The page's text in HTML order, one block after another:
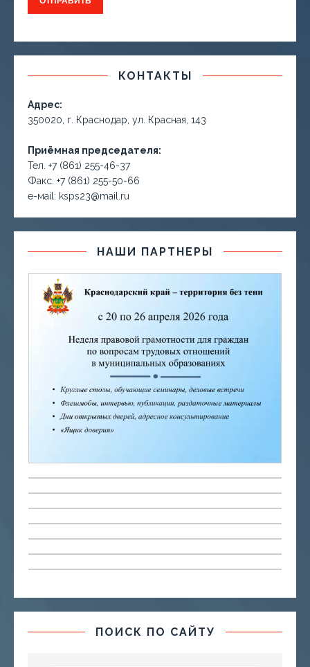
КОНТАКТЫ
Адрес:
350020, г. Краснодар, ул. Красная, 143
Приёмная председателя:
Тел. +7 (861) 255-46-37
Факс. +7 (861) 255-50-66
е-маil: ksps23@mail.ru
НАШИ ПАРТНЕРЫ
ПОИСК ПО САЙТУ